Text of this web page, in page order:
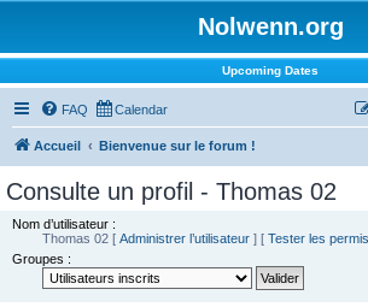
Nolwenn.org
Upcoming Dates
FAQ Calendar
Accueil Bienvenue sur le forum !
Consulte un profil - Thomas 02
Nom d’utilisateur :
Thomas 02 [ Administrer l’utilisateur ] [ Tester les
Groupes :